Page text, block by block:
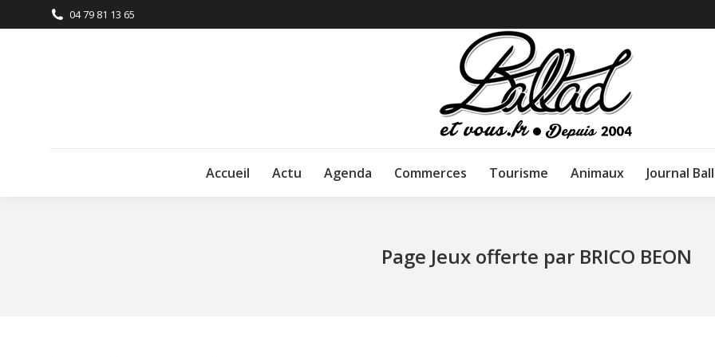
04 79 81 13 65
Accueil Actu Agenda Commerces Tourisme Animaux Journal
Page Jeux offerte par BRICO BEON